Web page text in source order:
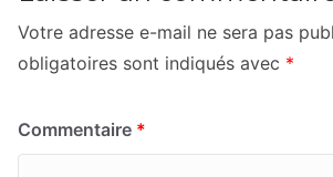
Votre adresse e-mail ne sera pas
obligatoires sont indiqués avec *
Commentaire *